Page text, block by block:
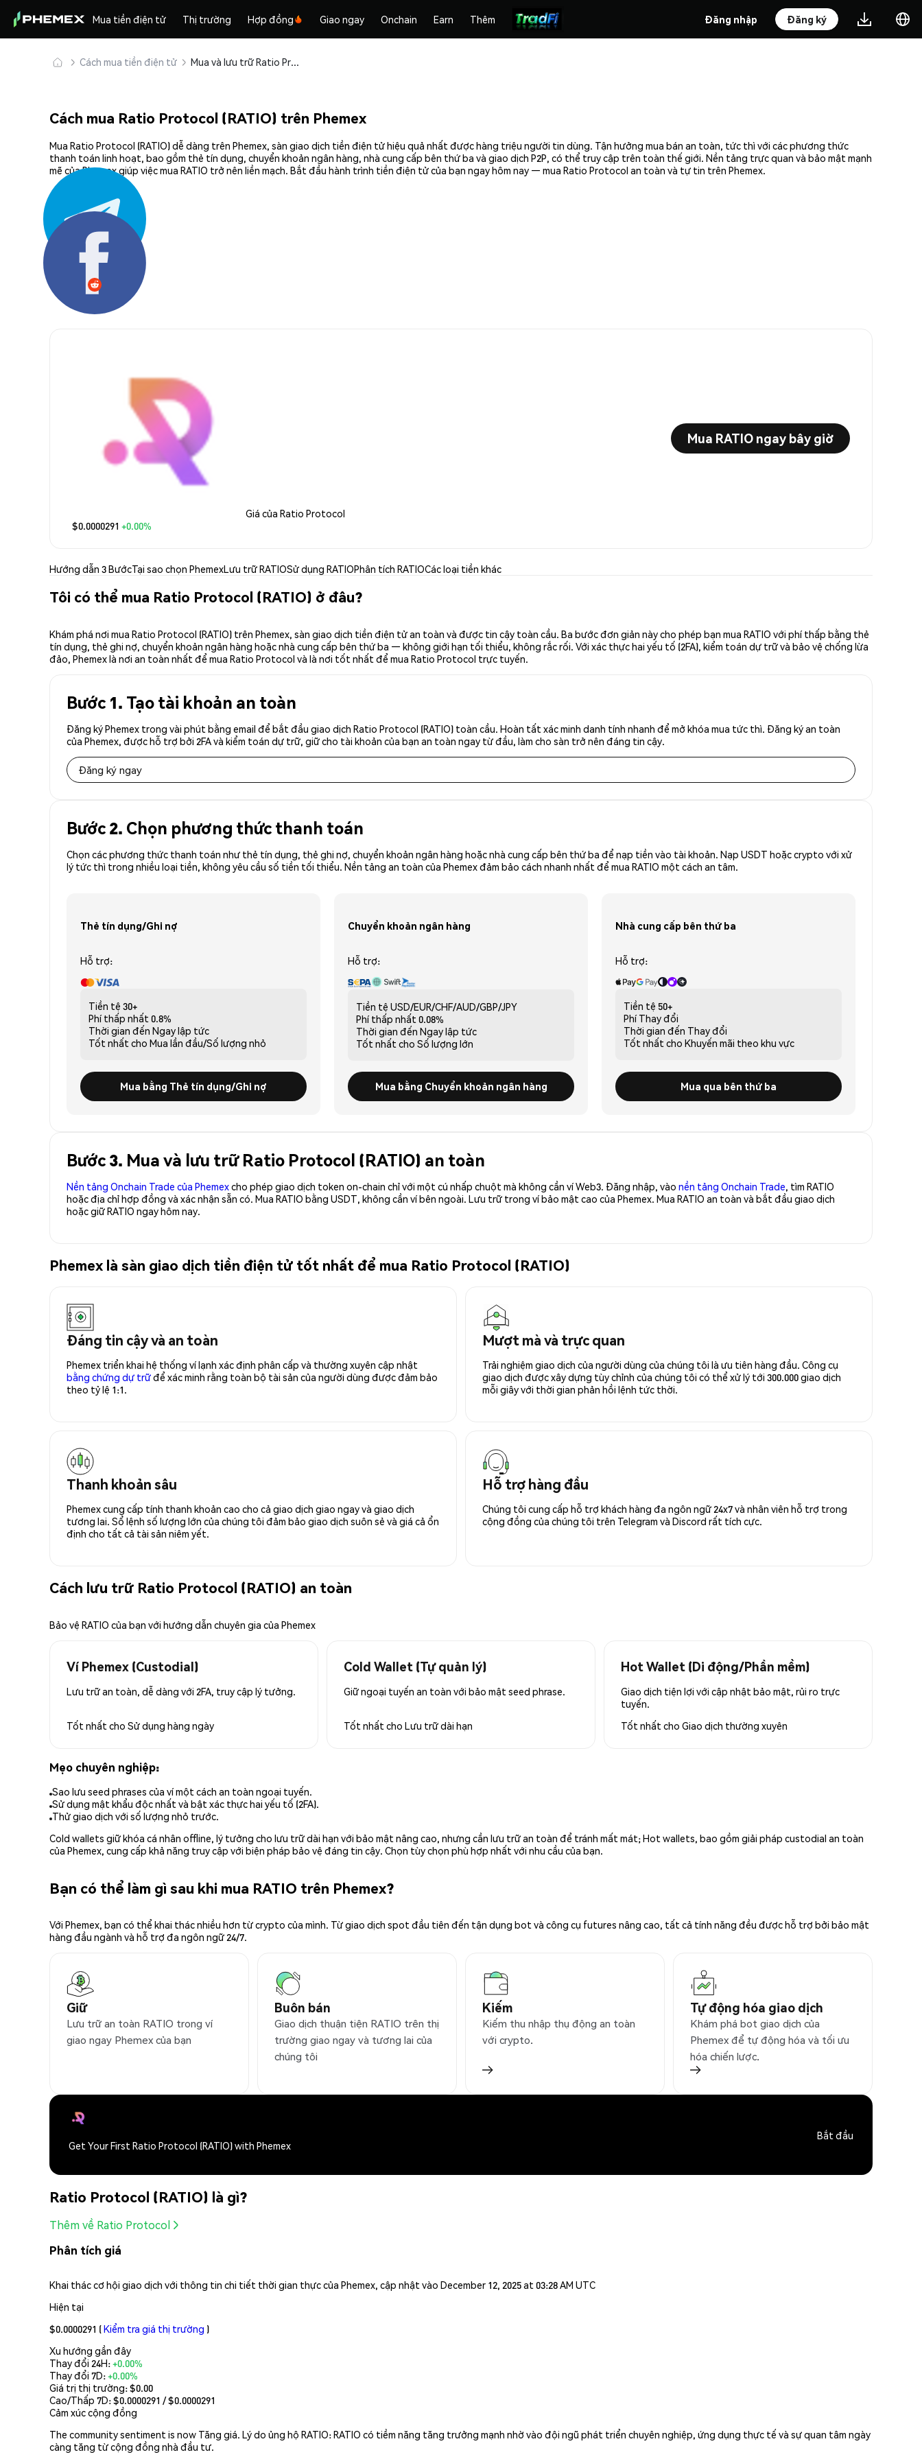
Mua tiền điện tử Thị trường Hợp đồng Giao ngay Onchain Earn Thêm Đăng nhập Đăng ký
Cách mua tiền điện tử Mua và lưu trữ Ratio Protocol (RATIO) an toàn
Cách mua Ratio Protocol (RATIO) trên Phemex
Mua Ratio Protocol (RATIO) dễ dàng trên Phemex, sàn giao dịch tiền điện tử hiệu quả nhất được hàng triệu người tin dùng. Tận hưởng mua bán an toàn, tức thì với các phương thức
thanh toán linh hoạt, bao gồm thẻ tín dụng, chuyển khoản ngân hàng, nhà cung cấp bên thứ ba và giao dịch P2P, có thể truy cập trên toàn thế giới. Nền tảng trực quan và bảo mật mạnh
mẽ của Phemex giúp việc mua RATIO trở nên liền mạch. Bắt đầu hành trình tiền điện tử của bạn ngay hôm nay — mua Ratio Protocol an toàn và tự tin trên Phemex.
Chia sẻ:
Giá của Ratio Protocol
$0.0000291 +0.00%
Mua RATIO ngay bây giờ
Hướng dẫn 3 BướcTại sao chọn PhemexLưu trữ RATIOSử dụng RATIOPhân tích RATIOCác loại tiền khác
Tôi có thể mua Ratio Protocol (RATIO) ở đâu?
Khám phá nơi mua Ratio Protocol (RATIO) trên Phemex, sàn giao dịch tiền điện tử an toàn và được tin cậy toàn cầu. Ba bước đơn giản này cho phép bạn mua RATIO với phí thấp bằng thẻ
tín dụng, thẻ ghi nợ, chuyển khoản ngân hàng hoặc nhà cung cấp bên thứ ba — không giới hạn tối thiểu, không rắc rối. Với xác thực hai yếu tố (2FA), kiểm toán dự trữ và bảo vệ chống lừa
đảo, Phemex là nơi an toàn nhất để mua Ratio Protocol và là nơi tốt nhất để mua Ratio Protocol trực tuyến.
Bước 1. Tạo tài khoản an toàn
Đăng ký Phemex trong vài phút bằng email để bắt đầu giao dịch Ratio Protocol (RATIO) toàn cầu. Hoàn tất xác minh danh tính nhanh để mở khóa mua tức thì. Đăng ký an toàn
của Phemex, được hỗ trợ bởi 2FA và kiểm toán dự trữ, giữ cho tài khoản của bạn an toàn ngay từ đầu, làm cho sàn trở nên đáng tin cậy.
Đăng ký ngay
Bước 2. Chọn phương thức thanh toán
Chọn các phương thức thanh toán như thẻ tín dụng, thẻ ghi nợ, chuyển khoản ngân hàng hoặc nhà cung cấp bên thứ ba để nạp tiền vào tài khoản. Nạp USDT hoặc crypto với xử
lý tức thì trong nhiều loại tiền, không yêu cầu số tiền tối thiểu. Nền tảng an toàn của Phemex đảm bảo cách nhanh nhất để mua RATIO một cách an tâm.
Thẻ tín dụng/Ghi nợ
Hỗ trợ:
Tiền tệ 30+
Phí thấp nhất 0.8%
Thời gian đến Ngay lập tức
Tốt nhất cho Mua lần đầu/Số lượng nhỏ
Mua bằng Thẻ tín dụng/Ghi nợ
Chuyển khoản ngân hàng
Hỗ trợ:
Tiền tệ USD/EUR/CHF/AUD/GBP/JPY
Phí thấp nhất 0.08%
Thời gian đến Ngay lập tức
Tốt nhất cho Số lượng lớn
Mua bằng Chuyển khoản ngân hàng
Nhà cung cấp bên thứ ba
Hỗ trợ:
Tiền tệ 50+
Phí Thay đổi
Thời gian đến Thay đổi
Tốt nhất cho Khuyến mãi theo khu vực
Mua qua bên thứ ba
Bước 3. Mua và lưu trữ Ratio Protocol (RATIO) an toàn
Nền tảng Onchain Trade của Phemexcho phép giao dịch token on-chain chỉ với một cú nhấp chuột mà không cần ví Web3. Đăng nhập, vào nền tảng Onchain Trade, tìm RATIO
hoặc địa chỉ hợp đồng và xác nhận sẵn có. Mua RATIO bằng USDT, không cần ví bên ngoài. Lưu trữ trong ví bảo mật cao của Phemex. Mua RATIO an toàn và bắt đầu giao dịch
hoặc giữ RATIO ngay hôm nay.
Phemex là sàn giao dịch tiền điện tử tốt nhất để mua Ratio Protocol (RATIO)
Đáng tin cậy và an toàn
Phemex triển khai hệ thống ví lạnh xác định phân cấp và thường xuyên cập nhật
bằng chứng dự trữđể xác minh rằng toàn bộ tài sản của người dùng được đảm bảo
theo tỷ lệ 1:1.
Mượt mà và trực quan
Trải nghiệm giao dịch của người dùng của chúng tôi là ưu tiên hàng đầu. Công cụ
giao dịch được xây dựng tùy chỉnh của chúng tôi có thể xử lý tới 300.000 giao dịch
mỗi giây với thời gian phản hồi lệnh tức thời.
Thanh khoản sâu
Phemex cung cấp tính thanh khoản cao cho cả giao dịch giao ngay và giao dịch
tương lai. Sổ lệnh số lượng lớn của chúng tôi đảm bảo giao dịch suôn sẻ và giá cả ổn
định cho tất cả tài sản niêm yết.
Hỗ trợ hàng đầu
Chúng tôi cung cấp hỗ trợ khách hàng đa ngôn ngữ 24x7 và nhân viên hỗ trợ trong
cộng đồng của chúng tôi trên Telegram và Discord rất tích cực.
Cách lưu trữ Ratio Protocol (RATIO) an toàn
Bảo vệ RATIO của bạn với hướng dẫn chuyên gia của Phemex
Ví Phemex (Custodial)
Lưu trữ an toàn, dễ dàng với 2FA, truy cập lý tưởng.
Tốt nhất cho Sử dụng hàng ngày
Cold Wallet (Tự quản lý)
Giữ ngoại tuyến an toàn với bảo mật seed phrase.
Tốt nhất cho Lưu trữ dài hạn
Hot Wallet (Di động/Phần mềm)
Giao dịch tiện lợi với cập nhật bảo mật, rủi ro trực
tuyến.
Tốt nhất cho Giao dịch thường xuyên
Mẹo chuyên nghiệp:
Sao lưu seed phrases của ví một cách an toàn ngoại tuyến.
Sử dụng mật khẩu độc nhất và bật xác thực hai yếu tố (2FA).
Thử giao dịch với số lượng nhỏ trước.
Cold wallets giữ khóa cá nhân offline, lý tưởng cho lưu trữ dài hạn với bảo mật nâng cao, nhưng cần lưu trữ an toàn để tránh mất mát; Hot wallets, bao gồm giải pháp custodial an toàn
của Phemex, cung cấp khả năng truy cập với biện pháp bảo vệ đáng tin cậy. Chọn tùy chọn phù hợp nhất với nhu cầu của bạn.
Bạn có thể làm gì sau khi mua RATIO trên Phemex?
Với Phemex, bạn có thể khai thác nhiều hơn từ crypto của mình. Từ giao dịch spot đầu tiên đến tận dụng bot và công cụ futures nâng cao, tất cả tính năng đều được hỗ trợ bởi bảo mật
hàng đầu ngành và hỗ trợ đa ngôn ngữ 24/7.
Giữ
Lưu trữ an toàn RATIO trong ví
giao ngay Phemex của bạn
Buôn bán
Giao dịch thuận tiện RATIO trên thị
trường giao ngay và tương lai của
chúng tôi
Kiếm
Kiếm thu nhập thụ động an toàn
với crypto.
Tự động hóa giao dịch
Khám phá bot giao dịch của
Phemex để tự động hóa và tối ưu
hóa chiến lược.
Get Your First Ratio Protocol (RATIO) with Phemex
Bắt đầu
Ratio Protocol (RATIO) là gì?
Thêm về Ratio Protocol
Phân tích giá
Khai thác cơ hội giao dịch với thông tin chi tiết thời gian thực của Phemex, cập nhật vào December 12, 2025 at 03:28 AM UTC
Hiện tại
$0.0000291 (Kiểm tra giá thị trường )
Xu hướng gần đây
Thay đổi 24H:+0.00%
Thay đổi 7D:+0.00%
Giá trị thị trường:$0.00
Cao/Thấp 7D: $0.0000291 / $0.0000291
Cảm xúc cộng đồng
The community sentiment is now Tăng giá. Lý do ủng hộ RATIO: RATIO có tiềm năng tăng trưởng mạnh nhờ vào đội ngũ phát triển chuyên nghiệp, ứng dụng thực tế và sự quan tâm ngày
càng tăng từ cộng đồng nhà đầu tư.